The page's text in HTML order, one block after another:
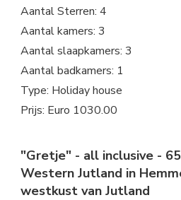
Aantal Sterren: 4
Aantal kamers: 3
Aantal slaapkamers: 3
Aantal badkamers: 1
Type: Holiday house
Prijs: Euro 1030.00
"Gretje" - all inclusive -
Western Jutland in
westkust van Jutland